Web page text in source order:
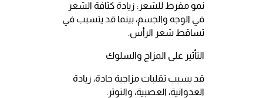
نمو مفرط للشعر: زيادة كثافة الشعر
في الوجه والجسم، بينما قد يتسبب في
تساقط شعر الرأس.
التأثير على المزاج والسلوك
قد يسبب تقلبات مزاجية حادة، زيادة
العدوانية، العصبية، والتوتر.